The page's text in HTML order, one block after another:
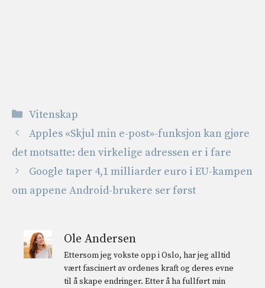
Kategorier
Vitenskap
Apples «Skjul min e-post»-funksjon kan gjøre
det motsatte: den virkelige adressen er i fare
Google taper 4,1 milliarder euro i EU-kampen
om appene Android-brukere ser først
Ole Andersen
Ettersom jeg vokste opp i Oslo, har jeg alltid
vært fascinert av ordenes kraft og deres evne
til å skape endringer. Etter å ha fullført min